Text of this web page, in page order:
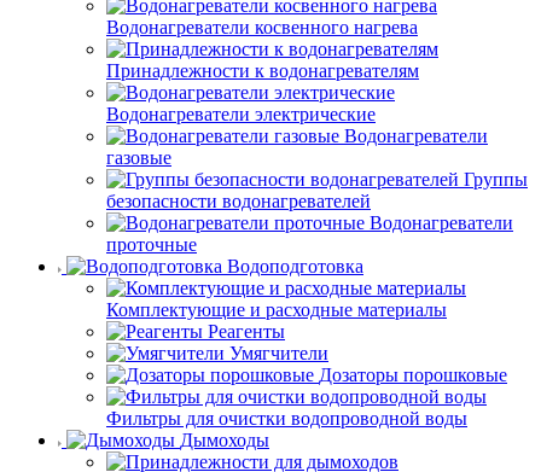
Водонагреватели косвенного нагрева
Принадлежности к водонагревателям
Водонагреватели электрические
Водонагреватели
газовые
Группы
безопасности водонагревателей
Водонагреватели
проточные
Водоподготовка
Комплектующие и расходные материалы
Реагенты
Умягчители
Дозаторы порошковые
Фильтры для очистки водопроводной воды
Дымоходы